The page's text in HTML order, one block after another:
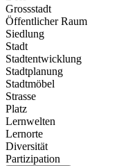
Grossstadt
Öffentlicher Raum
Siedlung
Stadt
Stadtentwicklung
Stadtplanung
Stadtmöbel
Strasse
Platz
Lernwelten
Lernorte
Diversität
Partizipation